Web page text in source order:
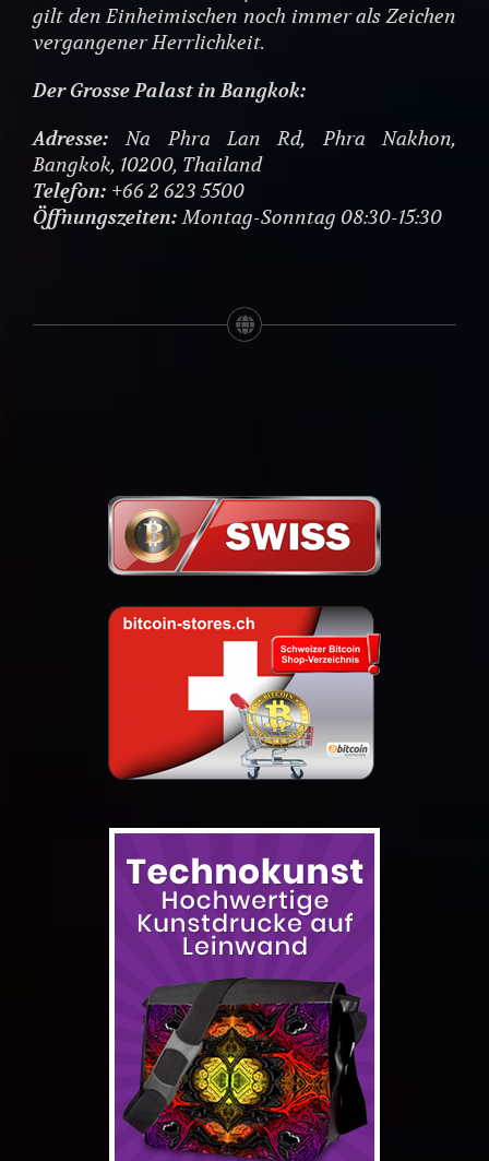
gilt den Einheimischen noch immer als Zeichen
vergangener Herrlichkeit.
Der Grosse Palast in Bangkok:
Adresse: Na Phra Lan Rd, Phra Nakhon,
Bangkok, 10200, Thailand
Telefon: +66 2 623 5500
Öffnungszeiten:Montag-Sonntag 08:30-15:30